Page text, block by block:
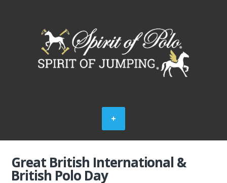
Great British International &
British Polo Day